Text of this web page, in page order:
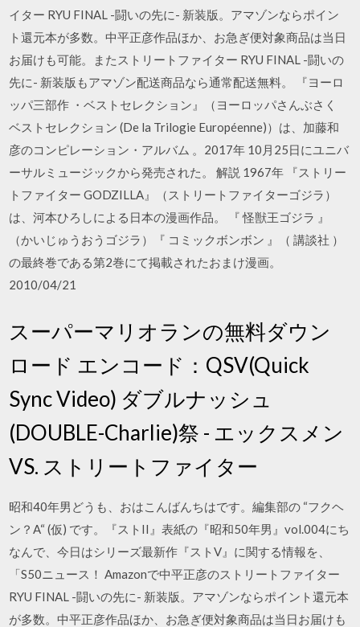
イター RYU FINAL -闘いの先に- 新装版。アマゾンならポイン
ト還元本が多数。中平正彦作品ほか、お急ぎ便対象商品は当日
お届けも可能。またストリートファイター RYU FINAL -闘いの
先に- 新装版もアマゾン配送商品なら通常配送無料。 『ヨーロ
ッパ三部作 ・ベストセレクション』（ヨーロッパさんぶさく
ベストセレクション (De la Trilogie Européenne)）は、加藤和
彦のコンピレーション・アルバム 。2017年 10月25日にユニバ
ーサルミュージックから発売された。 解説 1967年 『ストリー
トファイター GODZILLA』（ストリートファイターゴジラ）
は、河本ひろしによる日本の漫画作品。 『 怪獣王ゴジラ 』
（かいじゅうおうゴジラ）『 コミックボンボン 』（ 講談社 ）
の最終巻である第2巻にて掲載されたおまけ漫画。
2010/04/21
スーパーマリオランの無料ダウン
ロード エンコード：QSV(Quick
Sync Video) ダブルナッシュ
(DOUBLE-Charlie)祭 - エックスメン
VS. ストリートファイター
昭和40年男どうも、おはこんばんちはです。編集部の “フクヘ
ン？A“ (仮) です。『ストII』表紙の『昭和50年男』vol.004にち
なんで、今日はシリーズ最新作『ストV』に関する情報を、
「S50ニュース！ Amazonで中平正彦のストリートファイター
RYU FINAL -闘いの先に- 新装版。アマゾンならポイント還元本
が多数。中平正彦作品ほか、お急ぎ便対象商品は当日お届けも